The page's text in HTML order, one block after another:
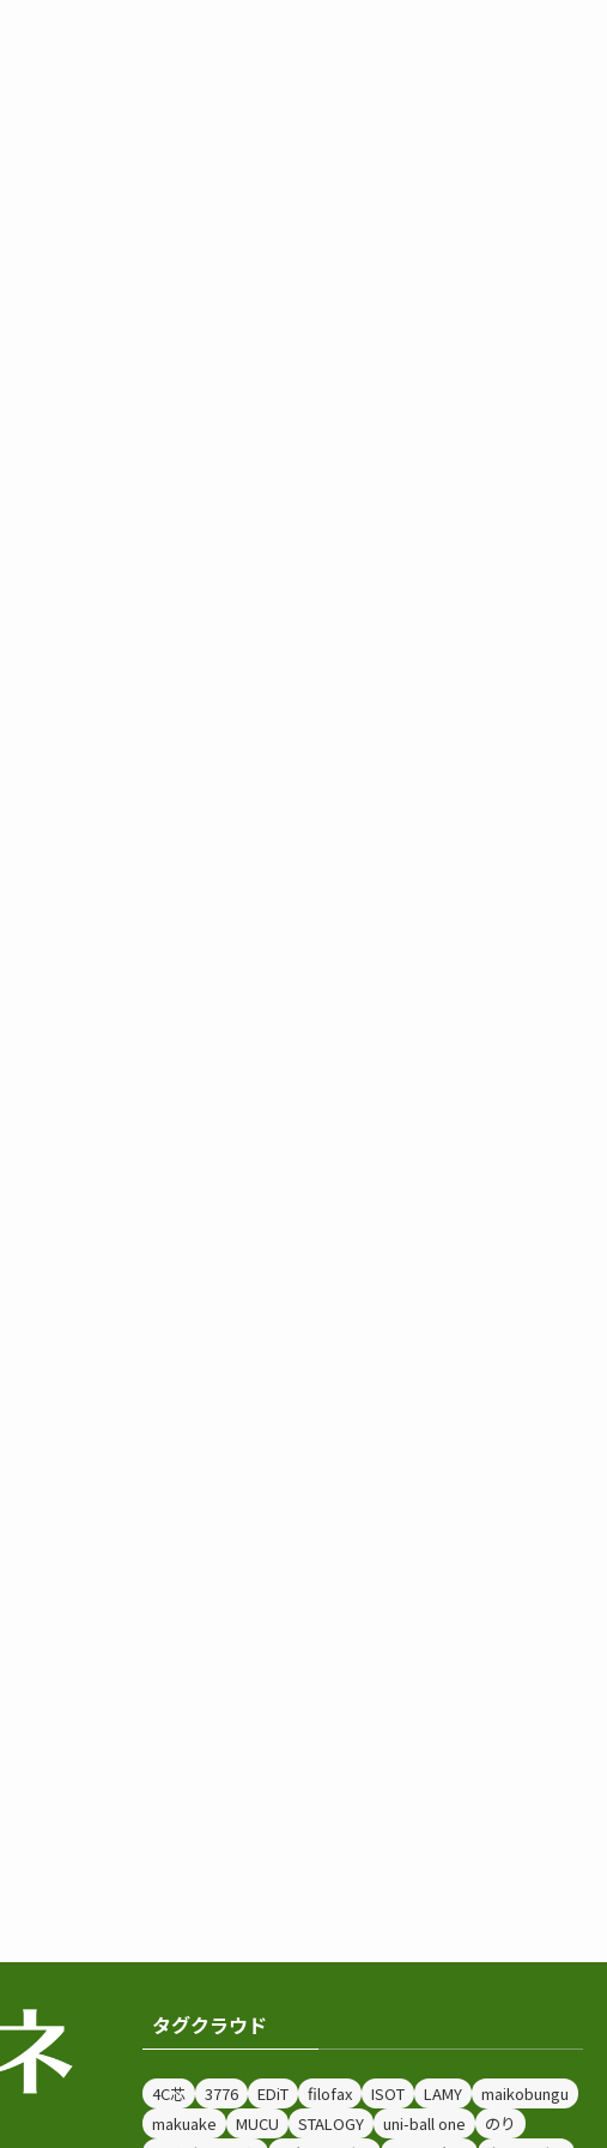
タグクラウド
4C芯 3776 EDiT filofax ISOT LAMY
maikobungu
makuake
MUCU STALOGY uni-ball one
のり